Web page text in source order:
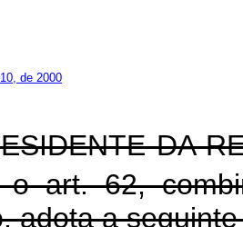
de 2000
DA
o art. 62,
adota a